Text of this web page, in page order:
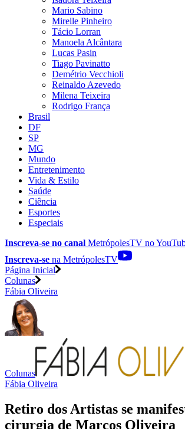
Mario Sabino
Mirelle Pinheiro
Tácio Lorran
Manoela Alcântara
Lucas Pasin
Tiago Pavinatto
Demétrio Vecchioli
Reinaldo Azevedo
Milena Teixeira
Rodrigo França
Brasil
DF
SP
MG
Mundo
Entretenimento
Vida & Estilo
Saúde
Ciência
Esportes
Especiais
Inscreva-se no canal MetrópolesTV no
Inscreva-se na MetrópolesTV
Página Inicial
Colunas
Fábia Oliveira
Colunas
Fábia Oliveira
Retiro dos Artistas se
cirurgia de Marcos Oliveira